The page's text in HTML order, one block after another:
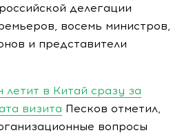
делегации
восемь министров,
и представители
летит в Китай сразу за
визита Песков отметил,
вопросы